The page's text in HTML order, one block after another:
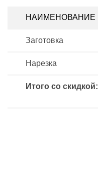
НАИМЕНОВАНИЕ
Заготовка
Нарезка
Итого со скидкой: